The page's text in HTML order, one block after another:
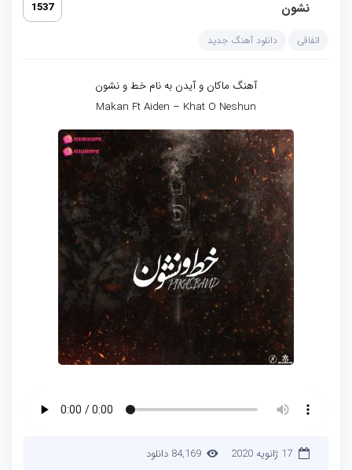
نشون 1537
اتفاقی دانلود آهنگ جدید
آهنگ ماکان و آیدن به نام خط و نشون
Makan Ft Aiden – Khat O Neshun
17 ژانویه 2020 84,169 دانلود